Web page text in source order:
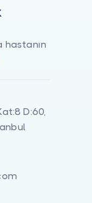
hastanın
D:60,